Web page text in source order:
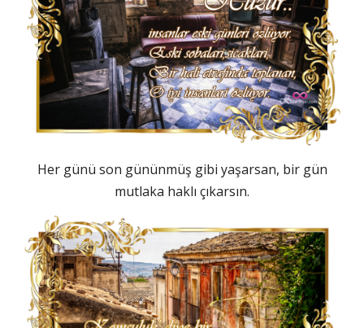
Her günü son gününmüş gibi yaşarsan, bir gün
mutlaka haklı çıkarsın.